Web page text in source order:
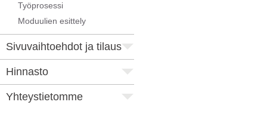
Työprosessi
Moduulien esittely
Sivuvaihtoehdot ja tilaus
Hinnasto
Yhteystietomme